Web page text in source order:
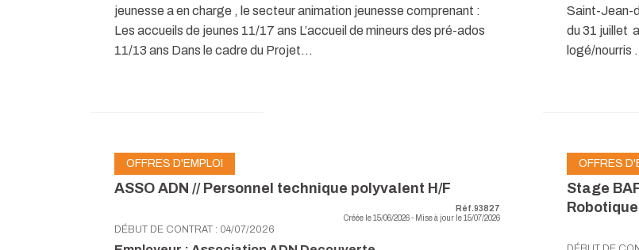
jeunesse a en charge , le secteur animation jeunesse comprenant :
Les accueils de jeunes 11/17 ans L’accueil de mineurs des pré-ados
11/13 ans Dans le cadre du Projet...
Saint-Jean-
du 31 juillet
logé/nourris
OFFRES D'EMPLOI
ASSO ADN // Personnel technique polyvalent H/F
Réf.93827
Créée le 15/06/2026 - Mise à jour le 15/07/2026
DÉBUT DE CONTRAT : 04/07/2026
OFFRES
Stage
Robotique